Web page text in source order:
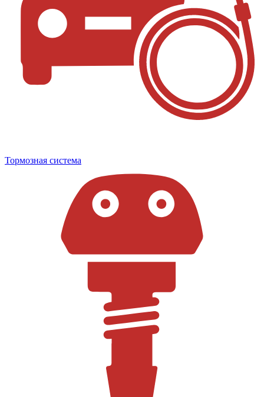
Тормозная система